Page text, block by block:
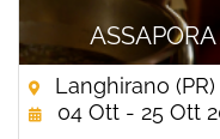
Langhirano (PR)
04 Ott - 25 Ott